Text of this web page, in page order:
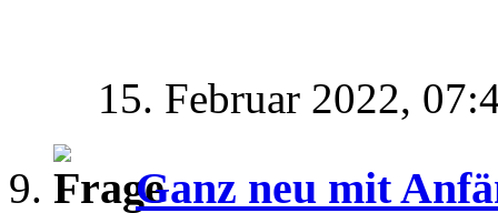
15. Februar 2022,
Ganz neu mit